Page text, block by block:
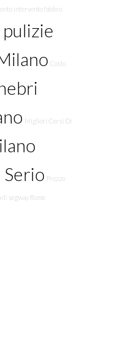
intervento fabbro
Costo
Migliori Corsi Di
Serio Prezzo
di segway Rome